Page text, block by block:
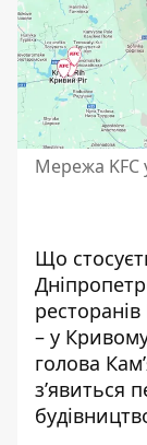
Мережа KFC
Що
– у
голова
з’явиться